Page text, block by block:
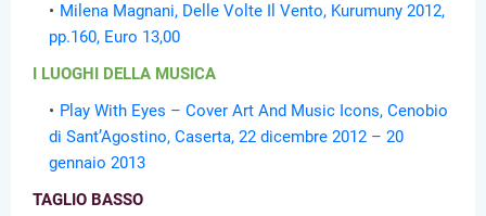
Milena Magnani, Delle Volte Il Vento, Kurumuny 2012,
pp.160, Euro 13,00
I LUOGHI DELLA MUSICA
Play With Eyes – Cover Art And Music Icons, Cenobio
di Sant’Agostino, Caserta, 22 dicembre 2012 – 20
gennaio 2013
TAGLIO BASSO